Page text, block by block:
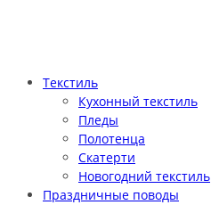
Текстиль
Кухонный текстиль
Пледы
Полотенца
Скатерти
Новогодний текстиль
Праздничные поводы